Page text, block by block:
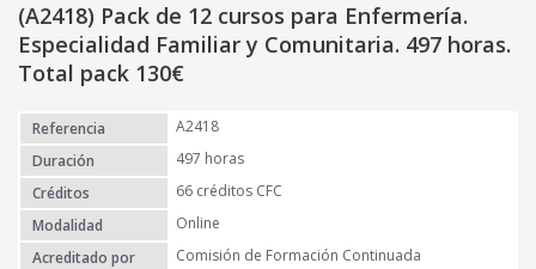
(A2418) Pack de 12 cursos para Enfermería.
Especialidad Familiar y Comunitaria. 497 horas.
Total pack 130€
Referencia
A2418
Duración
497 horas
Créditos
66 créditos CFC
Modalidad
Online
Acreditado por
Comisión de Formación Continuada